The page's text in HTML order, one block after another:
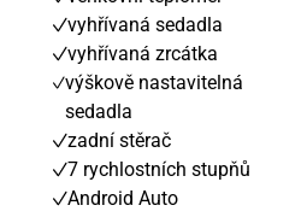
vyhřívaná sedadla
vyhřívaná zrcátka
výškově nastavitelná
sedadla
zadní stěrač
7 rychlostních stupňů
Android Auto